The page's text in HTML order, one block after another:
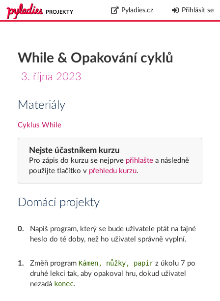
PROJEKTY Pyladies.cz Přihlásit se
While & Opakování cyklů
3. října 2023
Materiály
Cyklus While
Nejste účastníkem kurzu
Pro zápis do kurzu se nejprvepřihlašte a následně
použijte tlačítko vpřehledu kurzu.
Domácí projekty
0.
Napiš program, který se bude uživatele ptát na tajné
heslo do té doby, než ho uživatel správně vyplní.
1. Změň program Kámen, nůžky, papír z úkolu 7 po
druhé lekci tak, aby opakoval hru, dokud uživatel
nezadá konec.